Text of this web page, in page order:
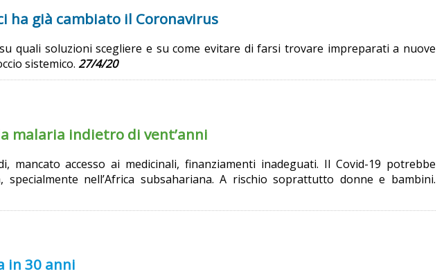
ha già cambiato il Coronavirus
quali soluzioni scegliere e su come evitare di farsi trovare impreparati a nuove
sistemico. 27/4/20
malaria indietro di vent’anni
accesso ai medicinali, finanziamenti inadeguati. Il Covid-19 potrebbe
nell’Africa subsahariana. A rischio soprattutto donne e bambini.
in 30 anni